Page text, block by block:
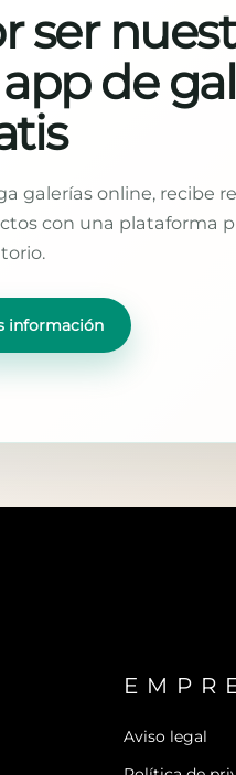
ser
de
galerías online, recibe
con una plataforma
información
Aviso legal